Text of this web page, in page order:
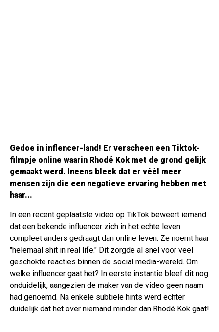
Gedoe in inflencer-land! Er verscheen een Tiktok-
filmpje online waarin Rhodé Kok met de grond gelijk
gemaakt werd. Ineens bleek dat er véél meer
mensen zijn die een negatieve ervaring hebben met
haar...
In een recent geplaatste video op TikTok beweert iemand
dat een bekende influencer zich in het echte leven
compleet anders gedraagt dan online leven. Ze noemt haar
"helemaal shit in real life." Dit zorgde al snel voor veel
geschokte reacties binnen de social media-wereld. Om
welke influencer gaat het? In eerste instantie bleef dit nog
onduidelijk, aangezien de maker van de video geen naam
had genoemd. Na enkele subtiele hints werd echter
duidelijk dat het over niemand minder dan Rhodé Kok gaat!